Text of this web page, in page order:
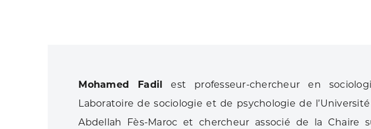
Mohamed Fadil
est professeur-chercheur en
Laboratoire de sociologie et de psychologie de
Abdellah Fès-Maroc et chercheur associé de la Chaire